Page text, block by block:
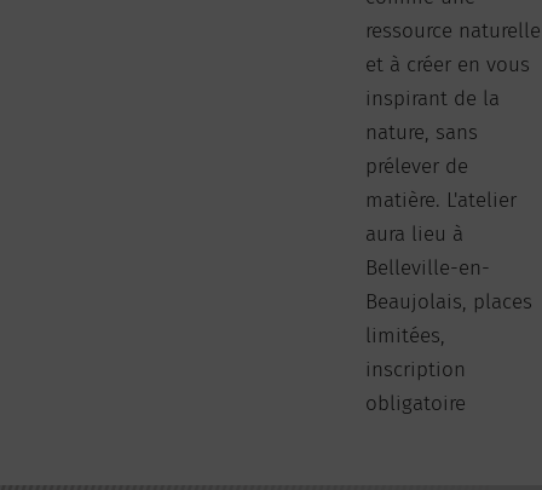
ressource naturelle
et à créer en vous
inspirant de la
nature, sans
prélever de
matière. L'atelier
aura lieu à
Belleville-en-
Beaujolais, places
limitées,
inscription
obligatoire